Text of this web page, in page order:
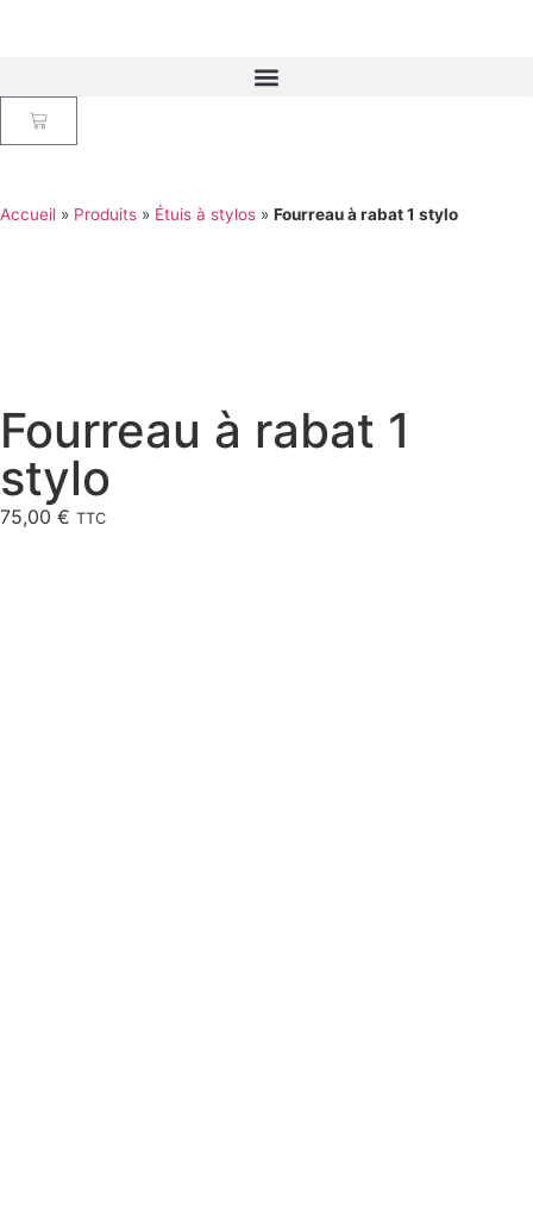
Accueil » Produits » Étuis à stylos » Fourreau à rabat 1 stylo
Fourreau à rabat 1
stylo
75,00 € TTC